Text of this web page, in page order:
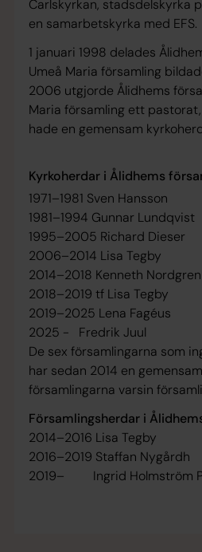
Carlskyrkan, stadsdelskyrka
en samarbetskyrka med EFS.
1 januari 1998 delades
Umeå Maria församling
2006 utgjorde Ålidhems
Maria församling ett
hade en gemensam
Kyrkoherdar i Ålidhems
1971–1981 Sven Hansson
1981–1994 Gunnar Lundqvist
1995–2005 Richard Dieser
2006–2014 Lisa Tegby
2014–2018 Kenneth Nordgren
2018–2019 tf Lisa Tegby
2019–2025 Lena Fagéus
2025 - Fredrik Juul
De sex församlingarna som
har sedan 2014 en
församlingarna varsin
Församlingsherdar i
2014–2016 Lisa Tegby
2016–2019 Staffan Nygårdh
2019– Ingrid Holmström